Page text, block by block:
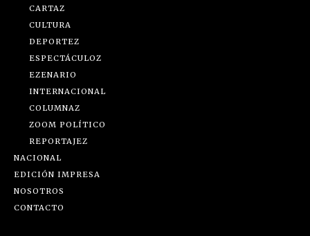
CARTAZ
CULTURA
DEPORTEZ
ESPECTÁCULOZ
EZENARIO
INTERNACIONAL
COLUMNAZ
ZOOM POLÍTICO
REPORTAJEZ
NACIONAL
EDICIÓN IMPRESA
NOSOTROS
CONTACTO